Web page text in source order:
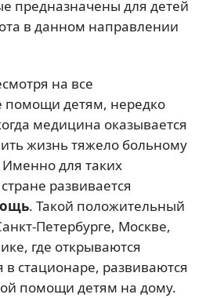
предназначены для детей
в данном направлении
на все
помощи детям, нередко
медицина оказывается
жизнь тяжело больному
Именно для таких
развивается
. Такой положительный
Петербурге, Москве,
где открываются
в стационаре, развиваются
помощи детям на дому.